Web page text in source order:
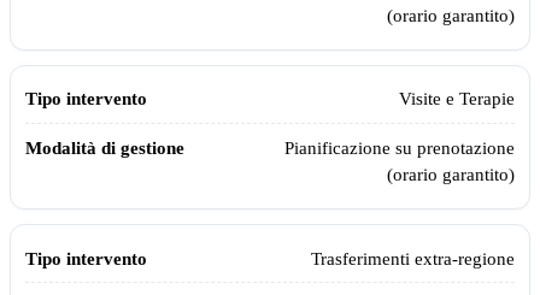
(orario garantito)
Visite e Terapie
Pianificazione su prenotazione
(orario garantito)
Trasferimenti extra-regione